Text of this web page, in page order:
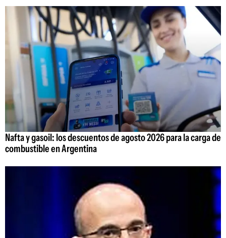
Nafta y gasoil: los descuentos de agosto 2026 para la carga de
combustible en Argentina